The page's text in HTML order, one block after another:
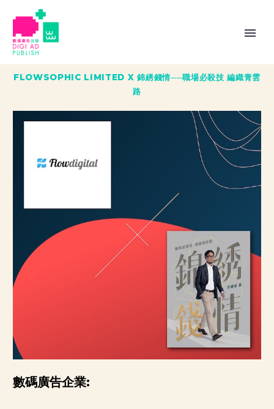
FLOWSOPHIC LIMITED X 錦綉錢情──職場必殺技 編織青雲
路
數碼廣告企業: